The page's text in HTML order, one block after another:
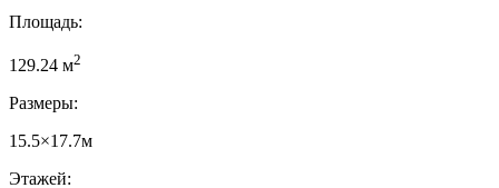
Площадь:
129.24 м2
Размеры:
15.5×17.7м
Этажей: